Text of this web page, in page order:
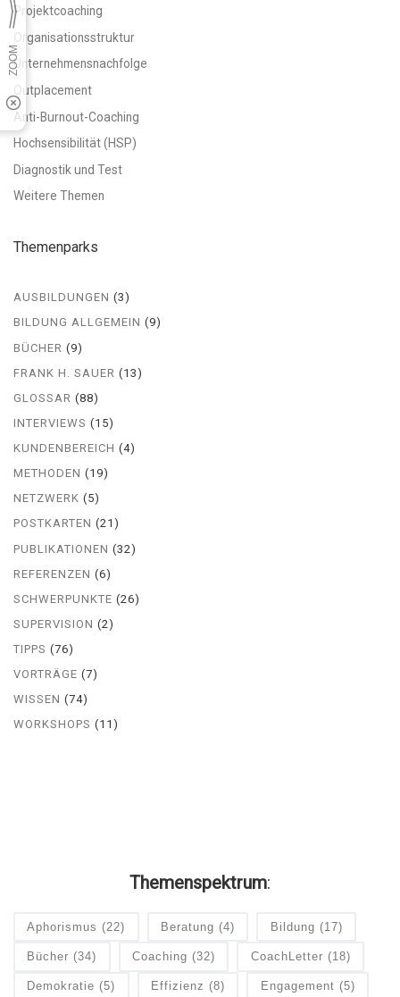
Projektcoaching
Organisationsstruktur
Unternehmensnachfolge
Outplacement
Anti-Burnout-Coaching
Hochsensibilität (HSP)
Diagnostik und Test
Weitere Themen
Themenparks
AUSBILDUNGEN (3)
BILDUNG ALLGEMEIN (9)
BÜCHER (9)
FRANK H. SAUER (13)
GLOSSAR (88)
INTERVIEWS (15)
KUNDENBEREICH (4)
METHODEN (19)
NETZWERK (5)
POSTKARTEN (21)
PUBLIKATIONEN (32)
REFERENZEN (6)
SCHWERPUNKTE (26)
SUPERVISION (2)
TIPPS (76)
VORTRÄGE (7)
WISSEN (74)
WORKSHOPS (11)
Themenspektrum:
Aphorismus (22) Beratung (4) Bildung (17)
Bücher (34) Coaching (32) CoachLetter (18)
Demokratie (5) Effizienz (8) Engagement (5)